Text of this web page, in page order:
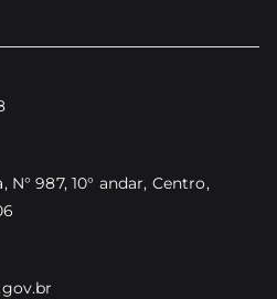
987, 10° andar, Centro,